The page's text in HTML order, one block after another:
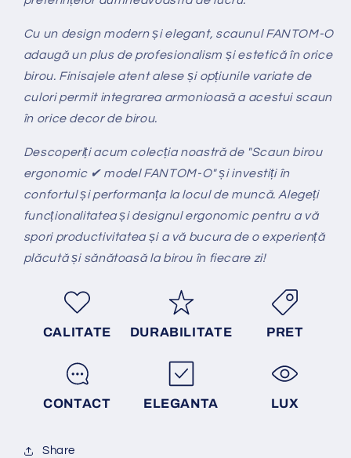
Cu un design modern și elegant, scaunul FANTOM-O
adaugă un plus de profesionalism și estetică în orice
birou. Finisajele atent alese și opțiunile variate de
culori permit integrarea armonioasă a acestui scaun
în orice decor de birou.
Descoperiți acum colecția noastră de "Scaun birou
ergonomic ✔ model FANTOM-O" și investiți în
confortul și performanța la locul de muncă. Alegeți
funcționalitatea și designul ergonomic pentru a vă
spori productivitatea și a vă bucura de o experiență
plăcută și sănătoasă la birou în fiecare zi!
CALITATE DURABILITATE PRET
CONTACT ELEGANTA LUX
Share